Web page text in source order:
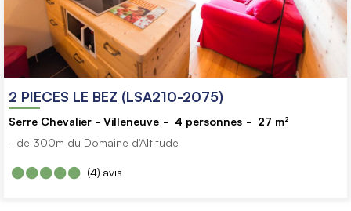
2 PIECES LE BEZ (LSA210-2075)
Serre Chevalier - Villeneuve 4 personnes 27 m²
- de 300m du Domaine d'Altitude
avis
(4)